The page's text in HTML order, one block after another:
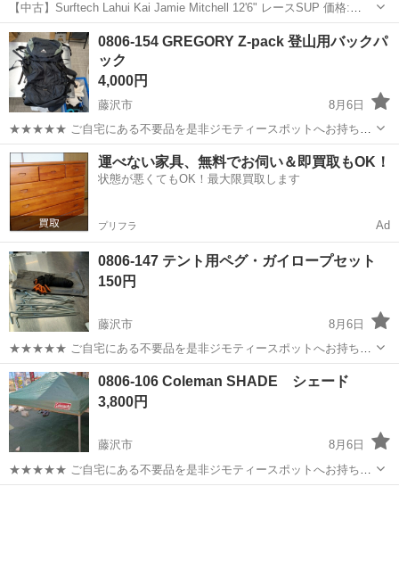
【中古】Surftech Lahui Kai Jamie Mitchell 12'6" レースSUP 価格:
¥67,000(現金手渡し) サイズ: 12'6" x 27" (250 L) 状態: 中古・良品 (通
常...
神奈川 藤沢市
0806-154 GREGORY Z-pack 登山用バックパ
ック
4,000円
藤沢市
8月6日
★★★★★ ご自宅にある不要品を是非ジモティースポットへお持ち込
みしませんか？ 家電、趣味・スポーツ・レジャー用品、こども用品、
衣料服飾品、生活雑貨、家具、本、CD・DVDなどが無料でまとめて持
ち込めます！ ※詳細はこ...
神奈川 藤沢市 その他 pack
運べない家具、無料でお伺い＆即買取もOK！
状態が悪くてもOK！最大限買取します
プリフラ Ad
0806-147 テント用ペグ・ガイロープセット
150円
藤沢市
8月6日
★★★★★ ご自宅にある不要品を是非ジモティースポットへお持ち込
みしませんか？ 家電、趣味・スポーツ・レジャー用品、こども用品、
衣料服飾品、生活雑貨、家具、本、CD・DVDなどが無料でまとめて持
ち込めます！ ※詳細はこ...
神奈川 藤沢市
0806-106 Coleman SHADE シェード
3,800円
藤沢市
8月6日
★★★★★ ご自宅にある不要品を是非ジモティースポットへお持ち込
みしませんか？ 家電、趣味・スポーツ・レジャー用品、こども用品、